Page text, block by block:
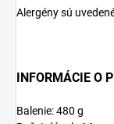
Alergény sú
INFORMÁCIE O
Balenie: 480 g